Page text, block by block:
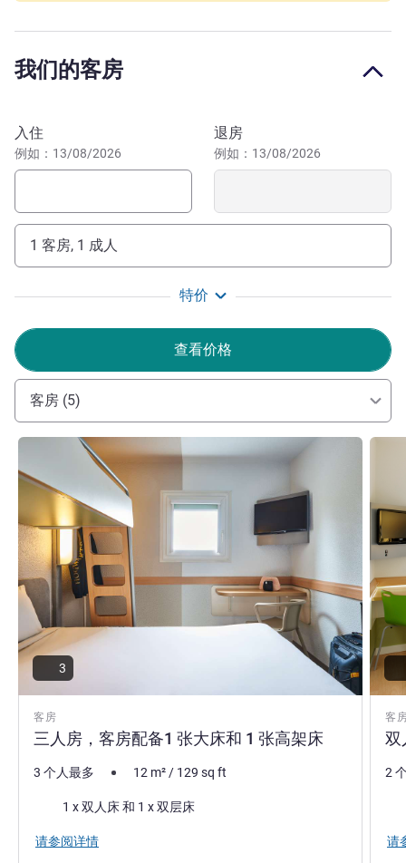
Bois d'Arcy 森林。公共交通：巴士、RER C、N 线、U 线、
我们的客房
预订此酒店
入住
例如：13/08/2026
退房
例如：13/08/2026
1 客房, 1 成人
特价
查看价格
客房 (5)
客房
三人房，客房配备1 张大床和 1 张高架床
请参阅详情
3
3 个人最多 12 m²/ 129 sq ft
床上用品 1 x 双人床 和 1 x 双层床
请参阅详情
客
双
请参
2
请